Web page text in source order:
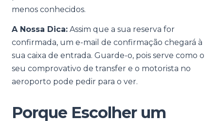
menos conhecidos.
A Nossa Dica: Assim que a sua reserva for
confirmada, um e-mail de confirmação chegará à
sua caixa de entrada. Guarde-o, pois serve como o
seu comprovativo de transfer e o motorista no
aeroporto pode pedir para o ver.
Porque Escolher um